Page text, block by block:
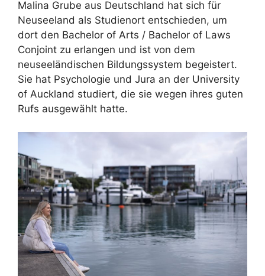
Malina Grube aus Deutschland hat sich für
Neuseeland als Studienort entschieden, um
dort den Bachelor of Arts / Bachelor of Laws
Conjoint zu erlangen und ist von dem
neuseeländischen Bildungssystem begeistert.
Sie hat Psychologie und Jura an der University
of Auckland studiert, die sie wegen ihres guten
Rufs ausgewählt hatte.